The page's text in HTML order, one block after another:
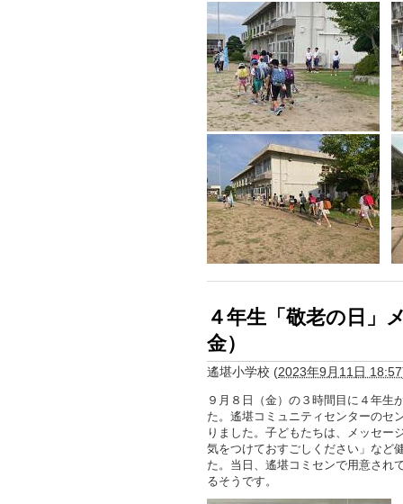
４年生「敬老の日
金）
遙堪小学校 (2023年9月11日 18:57
９月８日（金）の３時間目に４年生
た。遙堪コミュニティセンターのセ
りました。子どもたちは、メッセー
気をつけておすごしください」など
た。当日、遙堪コミセンで用意され
るそうです。